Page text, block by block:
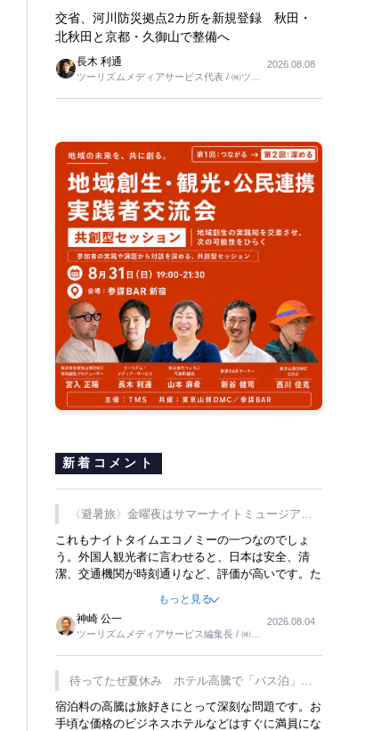
交省、河川防災拠点2カ所を新規登録 秋田・
北秋田と京都・久御山で整備へ
長木 利通
ツーリズムメディアサービス代表 / ㈱ツー
2026.08.08
新着コメント
〈避暑旅〉金曜夜はサマーナイトミュージア
ム、都立6施設で
これもナイトタイムエコノミーの一つなのでしょ
う。外国人観光者に言わせると、日本は安全、清
潔、交通機関が時刻通りなど、評価が高いです。た
す。そのような意味で、金曜夜にこのようなイベン
トが行われれば、日本人に限らず外国人にとっても
楽しみが増えるでしょうね。
もっと見る
神崎 公一
ツーリズムメディアサービス編集長 / ㈱ツ
2026.08.04
待ってたぜ夏休み ホテル高騰で「バス泊」人
気
宿泊料の高騰は旅好きにとって深刻な問題です。お
手頃な価格のビジネスホテルなどはすぐに満員にな